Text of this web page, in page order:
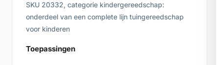
SKU 20332, categorie kindergereedschap:
onderdeel van een complete lijn tuingereedschap
voor kinderen
Toepassingen